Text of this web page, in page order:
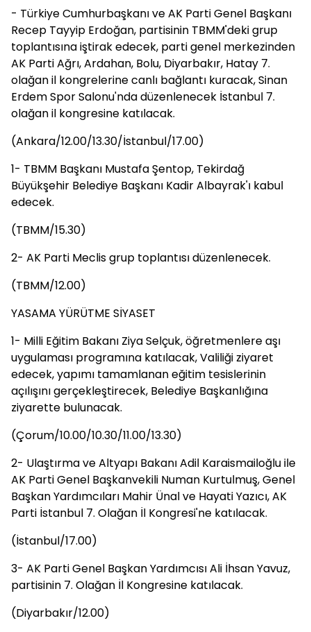
- Türkiye Cumhurbaşkanı ve AK Parti Genel Başkanı
Recep Tayyip Erdoğan, partisinin TBMM'deki grup
toplantısına iştirak edecek, parti genel merkezinden
AK Parti Ağrı, Ardahan, Bolu, Diyarbakır, Hatay 7.
olağan il kongrelerine canlı bağlantı kuracak, Sinan
Erdem Spor Salonu'nda düzenlenecek İstanbul 7.
olağan il kongresine katılacak.
(Ankara/12.00/13.30/İstanbul/17.00)
1- TBMM Başkanı Mustafa Şentop, Tekirdağ
Büyükşehir Belediye Başkanı Kadir Albayrak'ı kabul
edecek.
(TBMM/15.30)
2- AK Parti Meclis grup toplantısı düzenlenecek.
(TBMM/12.00)
YASAMA YÜRÜTME SİYASET
1- Milli Eğitim Bakanı Ziya Selçuk, öğretmenlere aşı
uygulaması programına katılacak, Valiliği ziyaret
edecek, yapımı tamamlanan eğitim tesislerinin
açılışını gerçekleştirecek, Belediye Başkanlığına
ziyarette bulunacak.
(Çorum/10.00/10.30/11.00/13.30)
2- Ulaştırma ve Altyapı Bakanı Adil Karaismailoğlu ile
AK Parti Genel Başkanvekili Numan Kurtulmuş, Genel
Başkan Yardımcıları Mahir Ünal ve Hayati Yazıcı, AK
Parti İstanbul 7. Olağan İl Kongresi'ne katılacak.
(İstanbul/17.00)
3- AK Parti Genel Başkan Yardımcısı Ali İhsan Yavuz,
partisinin 7. Olağan İl Kongresine katılacak.
(Diyarbakır/12.00)